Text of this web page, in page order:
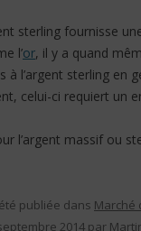
sterling fournisse
l’or, il y a quand
à l’argent sterling en
celui-ci requiert un
l’argent massif ou
publiée dans Marché
2014 par